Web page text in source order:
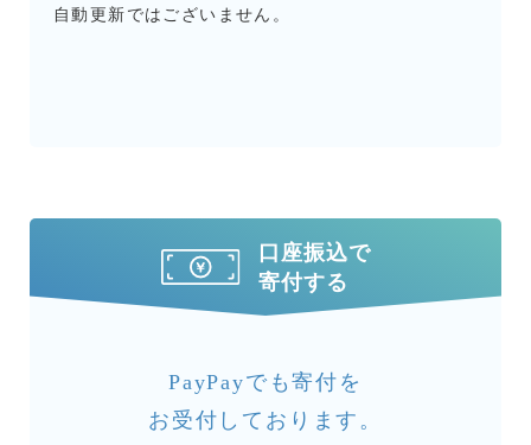
自動更新ではございません。
口座振込で
寄付する
PayPayでも寄付を
お受付しております。